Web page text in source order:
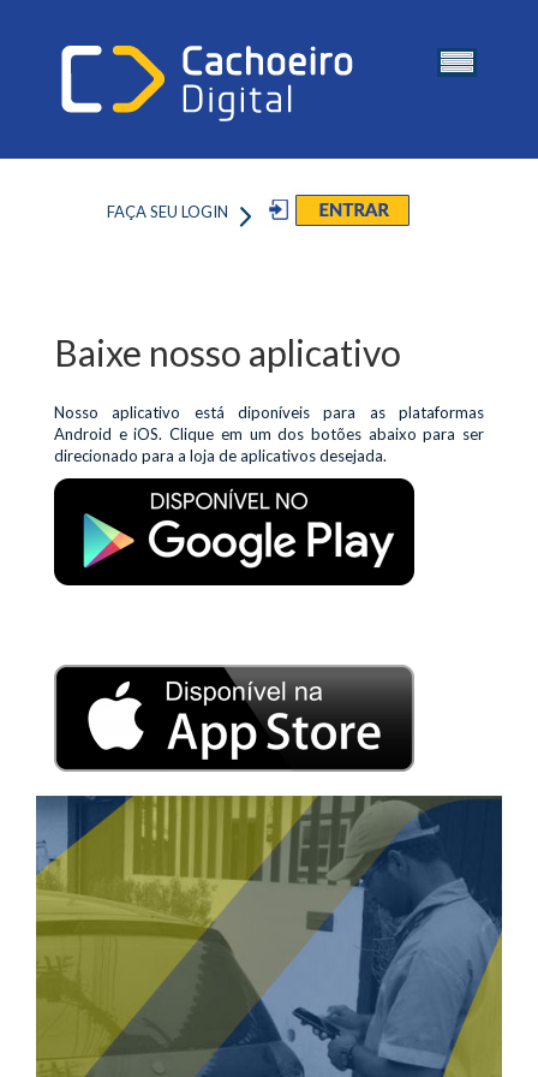
FAÇA SEU LOGIN
Baixe nosso aplicativo
Nosso aplicativo está diponíveis para as plataformas
Android e iOS. Clique em um dos botões abaixo para ser
direcionado para a loja de aplicativos desejada.